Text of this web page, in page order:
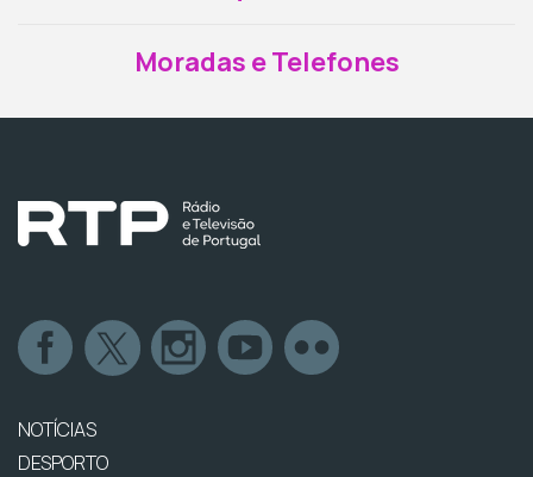
Moradas e Telefones
NOTÍCIAS
DESPORTO